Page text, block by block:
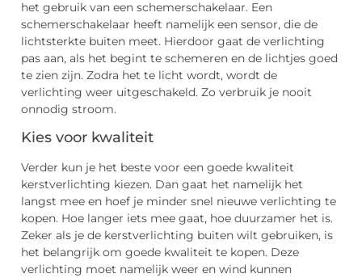
het gebruik van een schemerschakelaar. Een
schemerschakelaar heeft namelijk een sensor, die de
lichtsterkte buiten meet. Hierdoor gaat de verlichting
pas aan, als het begint te schemeren en de lichtjes goed
te zien zijn. Zodra het te licht wordt, wordt de
verlichting weer uitgeschakeld. Zo verbruik je nooit
onnodig stroom.
Kies voor kwaliteit
Verder kun je het beste voor een goede kwaliteit
kerstverlichting kiezen. Dan gaat het namelijk het
langst mee en hoef je minder snel nieuwe verlichting te
kopen. Hoe langer iets mee gaat, hoe duurzamer het is.
Zeker als je de kerstverlichting buiten wilt gebruiken, is
het belangrijk om goede kwaliteit te kopen. Deze
verlichting moet namelijk weer en wind kunnen